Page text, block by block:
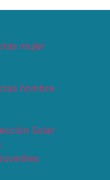
mujer
hombre
Solar